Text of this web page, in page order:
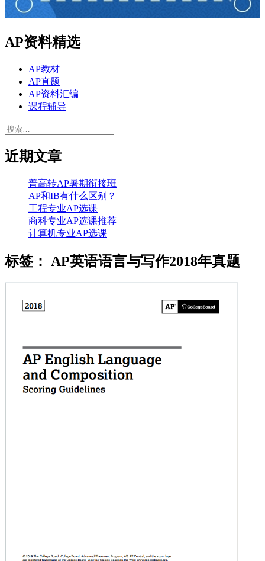
AP资料精选
AP教材
AP真题
AP资料汇编
课程辅导
搜
近期文章
普高转AP暑期衔接班
AP和IB有什么区别？
工程专业AP选课
商科专业AP选课推荐
计算机专业AP选课
标签： AP英语语言与写作2018年真题